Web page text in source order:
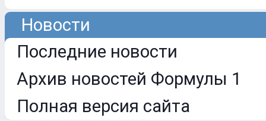
Новости
Последние новости
Архив новостей Формулы 1
Полная версия сайта